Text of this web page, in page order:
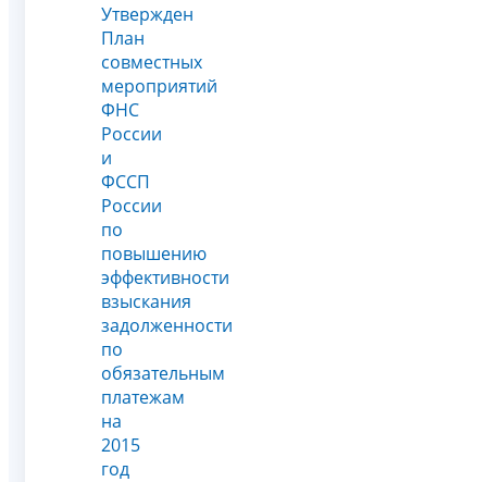
Утвержден
План
совместных
мероприятий
ФНС
России
и
ФССП
России
по
повышению
эффективности
взыскания
задолженности
по
обязательным
платежам
на
2015
год